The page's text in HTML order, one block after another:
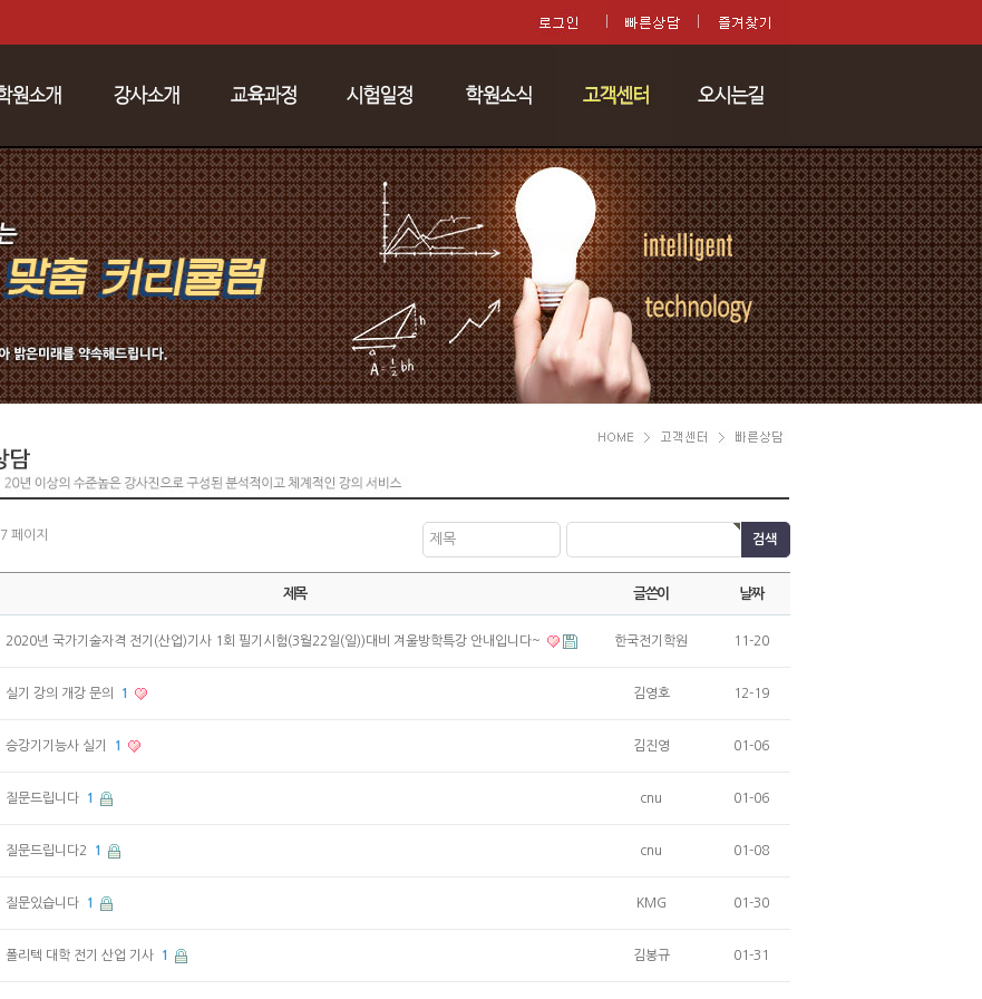
7 페이지 제목
제목 글쓴이 날짜
2020년 국가기술자격 전기(산업)기사 1회 필기시험(3월22일(일))대비 겨울방학특강 안내입니다~ 한국전기학원 11-20
실기 강의 개강 문의 1 김영호 12-19
승강기기능사 실기 1 김진영 01-06
질문드립니다 1 cnu 01-06
질문드립니다2 1 cnu 01-08
질문있습니다 1 KMG 01-30
폴리텍 대학 전기 산업 기사 1 김봉규 01-31